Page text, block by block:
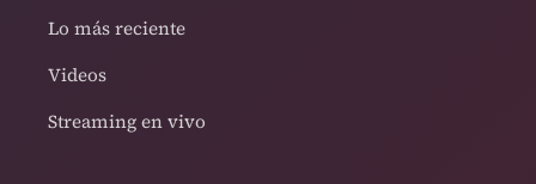
Lo más reciente
Videos
Streaming en vivo